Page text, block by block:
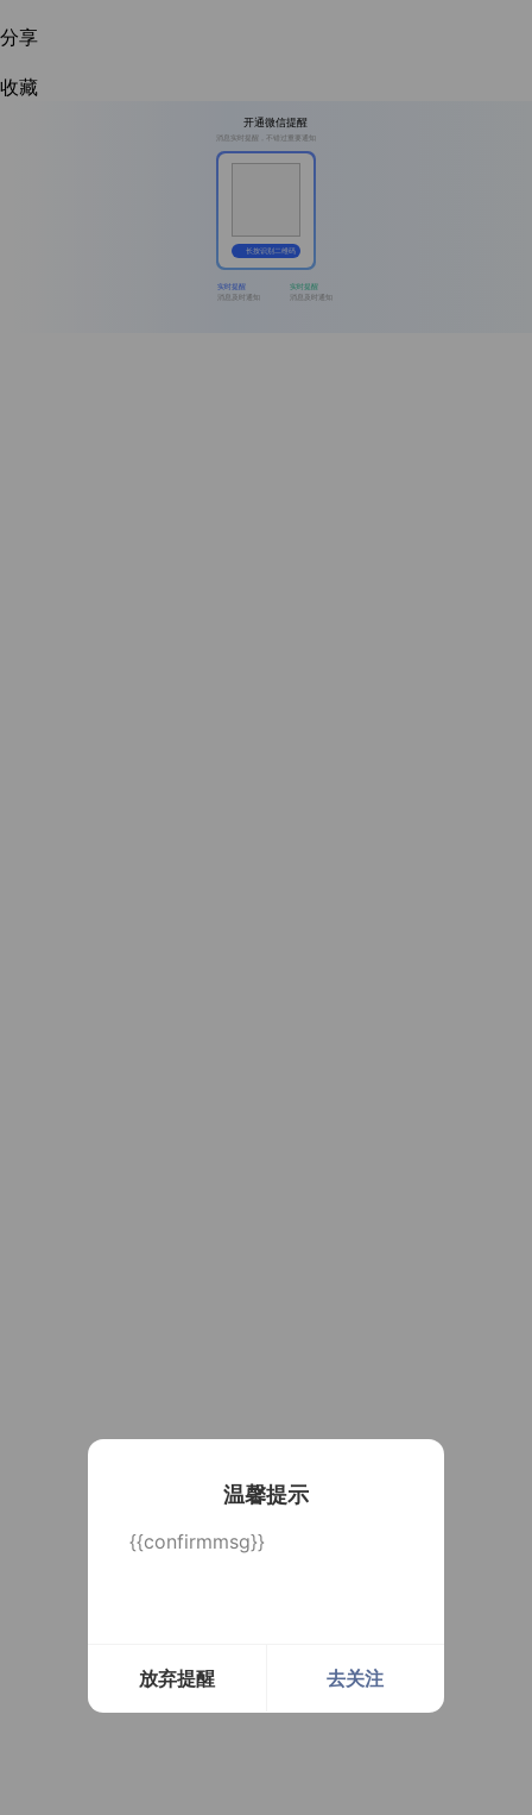
分享
收藏
开通微信提醒
消息实时提醒，不错过重要通知
长按识别二维码
实时提醒
消息及时通知
实时提醒
消息及时通知
温馨提示
{{confirmmsg}}
放弃提醒 去关注